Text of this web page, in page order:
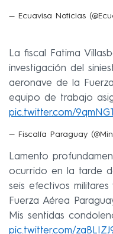
— Ecuavisa Noticias
La fiscal Fatima
investigación del
aeronave de la
equipo de trabajo
pic.twitter.com/
— Fiscalía Paraguay
Lamento
ocurrido en la tarde
seis efectivos
Fuerza Aérea
Mis sentidas
pic.twitter.com/